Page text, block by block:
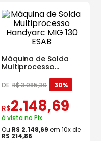
Máquina de Solda
Multiprocesso
ESAB
DE: R$3.085,30 30%
R$2.148,69
à vista no Pix
Ou R$ 2.148,69 em 10x de
R$ 214,86